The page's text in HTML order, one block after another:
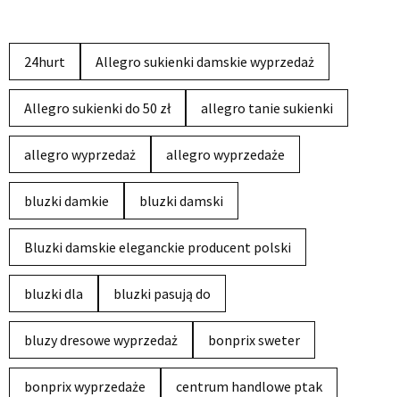
24hurt Allegro sukienki damskie wyprzedaż
Allegro sukienki do 50 zł allegro tanie sukienki
allegro wyprzedaż allegro wyprzedaże
bluzki damkie bluzki damski
Bluzki damskie eleganckie producent polski
bluzki dla bluzki pasują do
bluzy dresowe wyprzedaż bonprix sweter
bonprix wyprzedaże centrum handlowe ptak